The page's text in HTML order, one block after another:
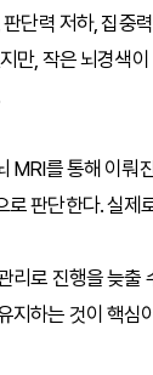
단력 저하, 집중
만, 작은 뇌경색
MRI를 통해 이뤄
판단한다. 실제
리로 진행을 늦출
지하는 것이 핵심